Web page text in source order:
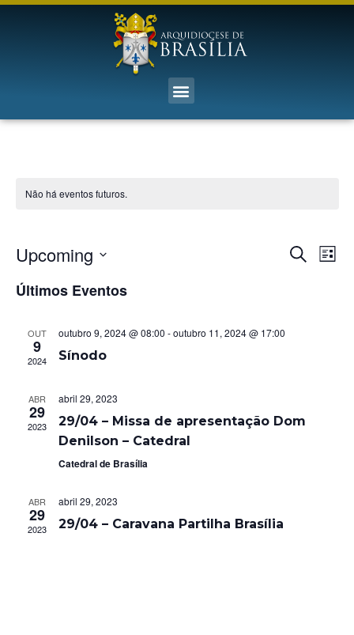
Não há eventos futuros.
Procurar
List
Upcoming
a
data.
Últimos Eventos
OUT
9
2024
outubro 9, 2024 @ 08:00 -outubro 11, 2024 @ 17:00
Sínodo
ABR
29
2023
abril 29, 2023
29/04 – Missa de apresentação Dom
Denilson – Catedral
Catedral de Brasília
ABR
29
2023
abril 29, 2023
29/04 – Caravana Partilha Brasília